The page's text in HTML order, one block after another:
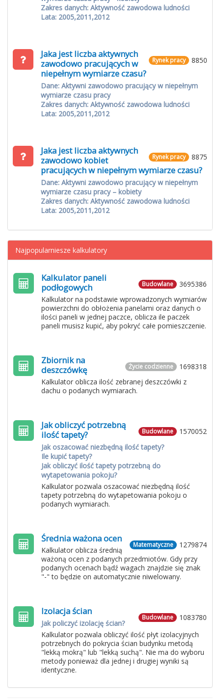
Zakres danych: Aktywność zawodowa ludności
Lata: 2005,2011,2012
8850
Rynek pracy
Jaka jest liczba aktywnych
zawodowo pracujących w
niepełnym wymiarze czasu?
Dane: Aktywni zawodowo pracujący w niepełnym
wymiarze czasu pracy
Zakres danych: Aktywność zawodowa ludności
Lata: 2005,2011,2012
8875
Rynek pracy
Jaka jest liczba aktywnych
zawodowo kobiet
pracujących w niepełnym wymiarze czasu?
Dane: Aktywni zawodowo pracujący w niepełnym
wymiarze czasu pracy – kobiety
Zakres danych: Aktywność zawodowa ludności
Lata: 2005,2011,2012
Najpopularniesze kalkulatory
3695386
Budowlane
Kalkulator paneli
podłogowych
Kalkulator na podstawie wprowadzonych wymiarów
powierzchni do obłożenia panelami oraz danych o
ilości paneli w jednej paczce, oblicza ile paczek
paneli musisz kupić, aby pokryć całe pomieszczenie.
1698318
Życie codzienne
Zbiornik na
deszczówkę
Kalkulator oblicza ilość zebranej deszczówki z
dachu o podanych wymiarach.
1570052
Budowlane
Jak obliczyć potrzebną
ilość tapety?
Jak oszacować niezbędną ilość tapety?
Ile kupić tapety?
Jak obliczyć ilość tapety potrzebną do
wytapetowania pokoju?
Kalkulator pozwala oszacować niezbędną ilość
tapety potrzebną do wytapetowania pokoju o
podanych wymiarach.
1279874
Matematyczne
Średnia ważona ocen
Kalkulator oblicza średnią
ważoną ocen z podanych przedmiotów. Gdy przy
podanych ocenach bądź wagach znajdzie się znak
"-" to będzie on automatycznie niwelowany.
1083780
Budowlane
Izolacja ścian
Jak policzyć izolację ścian?
Kalkulator pozwala obliczyć ilość płyt izolacyjnych
potrzebnych do pokrycia ścian budynku metodą
"lekką mokrą" lub "lekką suchą". Nie ma do wyboru
metody ponieważ dla jednej i drugiej wyniki są
identyczne.